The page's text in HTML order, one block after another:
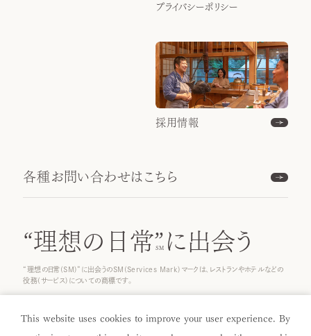
プライバシーポリシー
採用情報
各種お問い合わせはこちら
“理想の日常”に出会う
“理想の日常(SM)”に出会うのSM(Services Mark)マークは、レストランやホテルなどの
役務(サービス)についての商標です。
This website uses cookies to improve your user experience. By